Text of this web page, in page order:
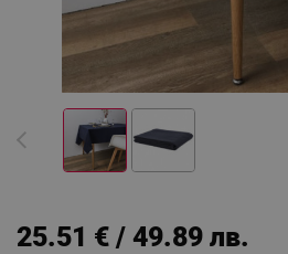
25.51 € / 49.89 лв.